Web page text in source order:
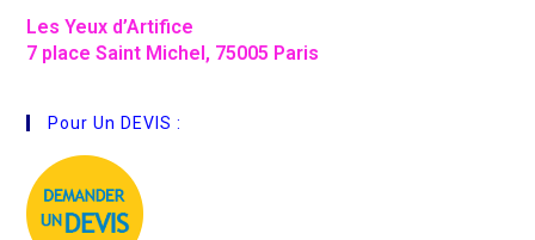
Les Yeux d’Artifice
7 place Saint Michel, 75005 Paris
Pour Un DEVIS :